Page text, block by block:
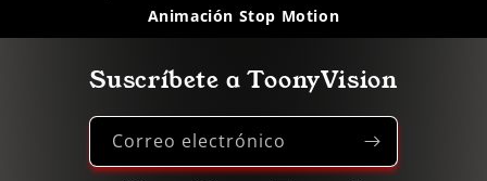
Animación Stop Motion
Suscríbete a ToonyVision
Correo electrónico